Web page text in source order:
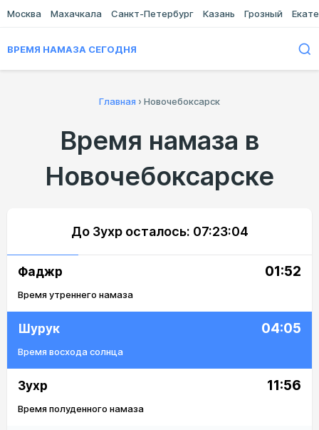
Москва Махачкала Санкт-Петербург Казань Грозный
ВРЕМЯ НАМАЗА СЕГОДНЯ
Главная › Новочебоксарск
Время намаза в
Новочебоксарске
До Зухр осталось: 07:23:04
Фаджр 01:52
Время утреннего намаза
Шурук 04:05
Время восхода солнца
Зухр 11:56
Время полуденного намаза